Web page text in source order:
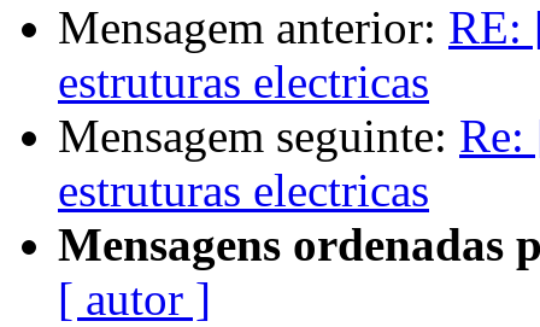
Mensagem anterior: RE:
estruturas electricas
Mensagem seguinte: Re:
estruturas electricas
Mensagens ordenadas
[ autor ]